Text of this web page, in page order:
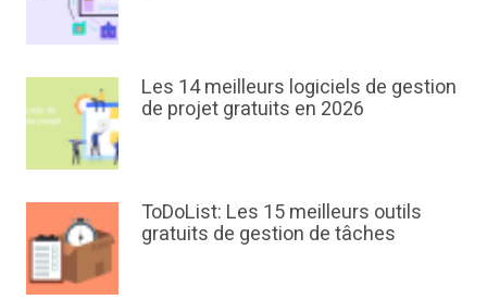
Les 14 meilleurs logiciels de gestion
de projet gratuits en 2026
ToDoList: Les 15 meilleurs outils
gratuits de gestion de tâches